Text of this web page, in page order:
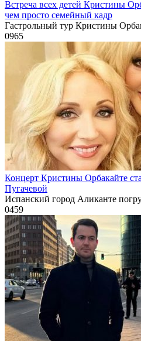
Встреча всех детей Кристины
чем просто семейный кадр
Гастрольный тур Кристины
0965
Концерт Кристины Орбакайте
Пугачевой
Испанский город Аликанте
0459